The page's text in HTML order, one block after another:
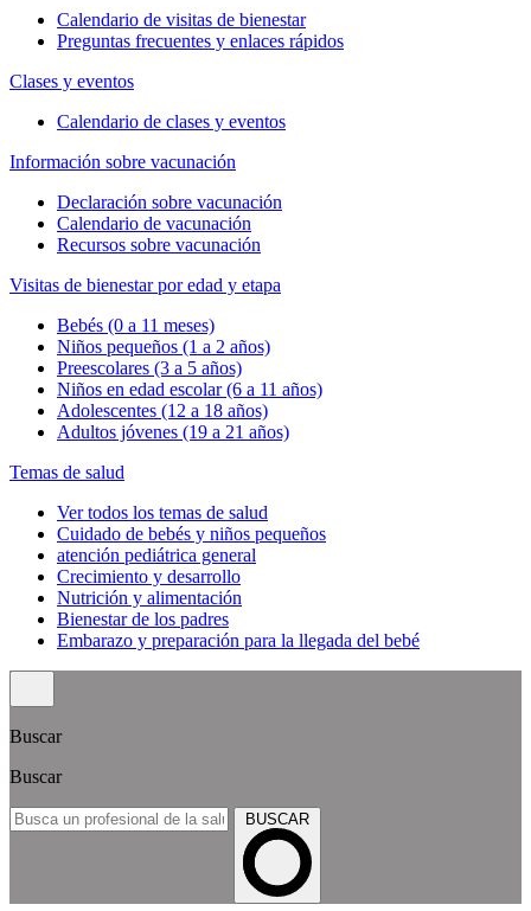
Calendario de visitas de bienestar
Preguntas frecuentes y enlaces rápidos
Clases y eventos
Calendario de clases y eventos
Información sobre vacunación
Declaración sobre vacunación
Calendario de vacunación
Recursos sobre vacunación
Visitas de bienestar por edad y etapa
Bebés (0 a 11 meses)
Niños pequeños (1 a 2 años)
Preescolares (3 a 5 años)
Niños en edad escolar (6 a 11 años)
Adolescentes (12 a 18 años)
Adultos jóvenes (19 a 21 años)
Temas de salud
Ver todos los temas de salud
Cuidado de bebés y niños pequeños
atención pediátrica general
Crecimiento y desarrollo
Nutrición y alimentación
Bienestar de los padres
Embarazo y preparación para la llegada del bebé
Buscar
Buscar
BUSCAR